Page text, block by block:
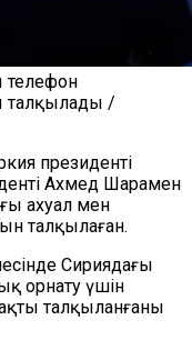
телефон
талқылады /
президенті
Ахмед Шарамен
ахуал мен
талқылаған.
Сириядағы
орнату үшін
талқыланғаны